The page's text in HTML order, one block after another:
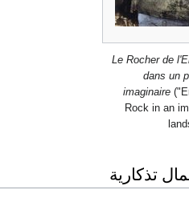
Le Rocher de
dans un
imaginaire
Rock in an
تذكارية